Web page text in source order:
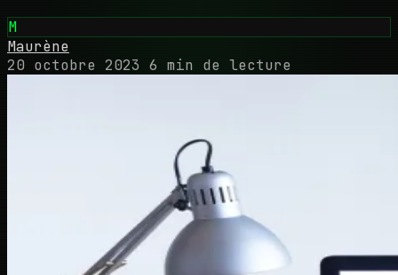
M
Maurène
20 octobre 2023 6 min de lecture